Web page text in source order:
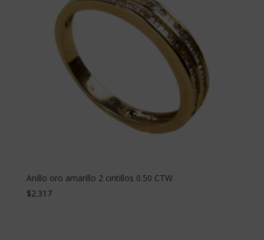
Anillo oro amarillo 2 cintillos 0.50 CTW
$2.317